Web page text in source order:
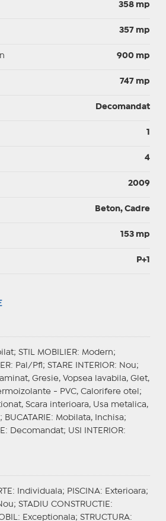
358 mp
357 mp
900 mp
747 mp
Decomandat
1
4
2009
Beton, Cadre
153 mp
P+1
STIL MOBILIER: Modern;
: Pal/Pfl; STARE INTERIOR: Nou;
Gresie, Vopsea lavabila, Glet,
- PVC, Calorifere otel;
Scara interioara, Usa metalica,
BUCATARIE : Mobilata, Inchisa;
: Decomandat; USI INTERIOR:
: Individuala; PISCINA: Exterioara;
STADIU CONSTRUCTIE :
: Exceptionala; STRUCTURA: